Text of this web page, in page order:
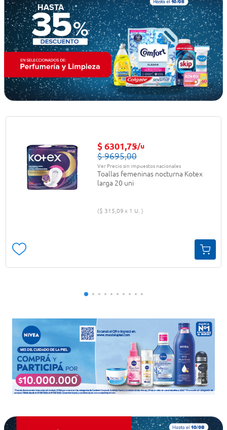
$ 6301,75c/u
$ 9695,00
Ver Precio sin impuestos nacionales
Toallas femeninas nocturna Kotex
larga 20 uni
$ 315,09 1 U.